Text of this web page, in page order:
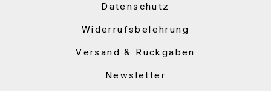
Datenschutz
Widerrufsbelehrung
Versand & Rückgaben
Newsletter